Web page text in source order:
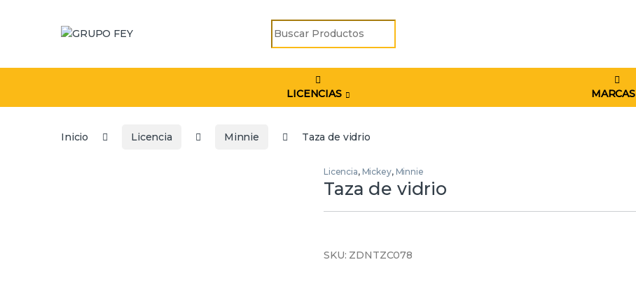
Search for:
LICENCIAS MARCAS
Inicio Licencia Minnie Taza de vidrio
Licencia, Mickey, Minnie
Taza de vidrio
SKU: ZDNTZC078